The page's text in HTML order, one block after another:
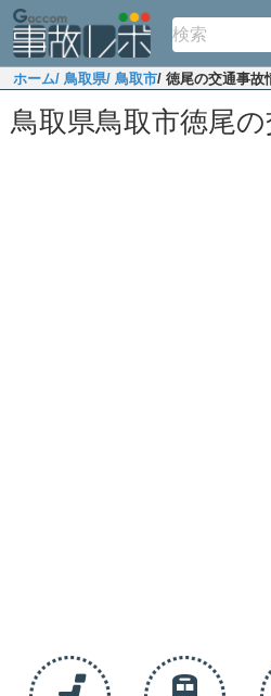
ホーム/ 鳥取県/ 鳥取市/ 徳尾の交通事故
鳥取県鳥取市徳尾